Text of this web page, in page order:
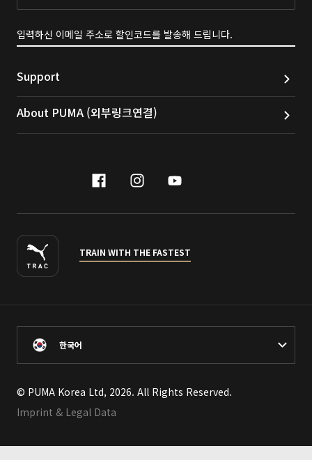
입력하신 이메일 주소로 할인코드를 발송해 드립니다.
Support
About PUMA (외부링크연결)
facebook
instagram
youtube
TRAIN WITH THE FASTEST
한국어
© PUMA Korea Ltd, 2026. All Rights Reserved.
Imprint & Legal Data